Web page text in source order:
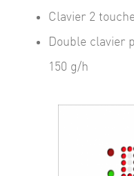
Clavier 2
Double clavier
150 g/h